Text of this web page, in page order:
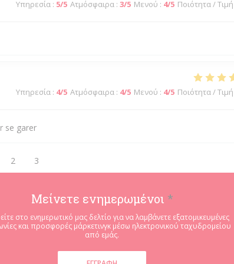
Υπηρεσία : 5/5 Ατμόσφαιρα : 3/5 Μενού : 4/5 Ποιότητα / Τιμή
Υπηρεσία : 4/5 Ατμόσφαιρα : 4/5 Μενού : 4/5 Ποιότητα / Τιμή
se garer
2 3
Μείνετε ενημερωμένοι *
στο ενημερωτικό μας δελτίο για να λαμβάνετε εξατομικευμένες
και προσφορές μάρκετινγκ μέσω ηλεκτρονικού ταχυδρομείου
από εμάς.